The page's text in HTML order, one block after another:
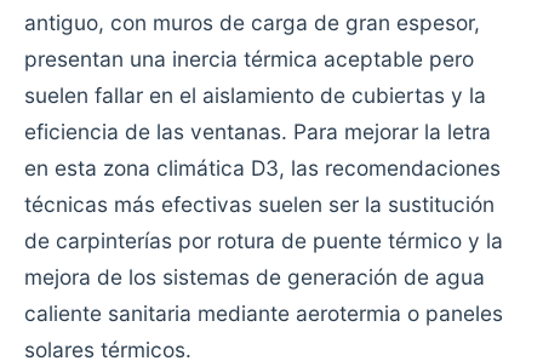
antiguo, con muros de carga de gran espesor,
presentan una inercia térmica aceptable pero
suelen fallar en el aislamiento de cubiertas y la
eficiencia de las ventanas. Para mejorar la letra
en esta zona climática D3, las recomendaciones
técnicas más efectivas suelen ser la sustitución
de carpinterías por rotura de puente térmico y la
mejora de los sistemas de generación de agua
caliente sanitaria mediante aerotermia o paneles
solares térmicos.